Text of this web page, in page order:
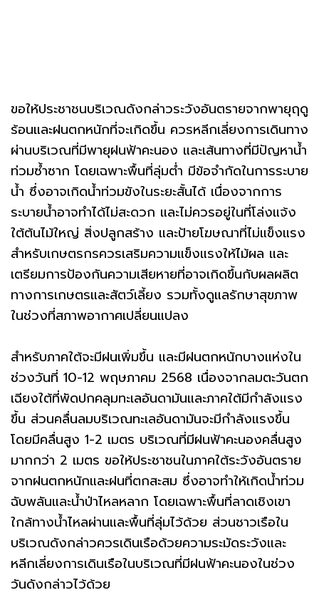
ขอให้ประชาชนบริเวณดังกล่าวระวังอันตรายจากพายุฤดู
ร้อนและฝนตกหนักที่จะเกิดขึ้น ควรหลีกเลี่ยงการเดินทาง
ผ่านบริเวณที่มีพายุฝนฟ้าคะนอง และเส้นทางที่มีปัญหาน้ำ
ท่วมซ้ำซาก โดยเฉพาะพื้นที่ลุ่มต่ำ มีข้อจำกัดในการระบาย
น้ำ ซึ่งอาจเกิดน้ำท่วมขังในระยะสั้นได้ เนื่องจากการ
ระบายน้ำอาจทำได้ไม่สะดวก และไม่ควรอยู่ในที่โล่งแจ้ง
ใต้ต้นไม้ใหญ่ สิ่งปลูกสร้าง และป้ายโฆษณาที่ไม่แข็งแรง
สำหรับเกษตรกรควรเสริมความแข็งแรงให้ไม้ผล และ
เตรียมการป้องกันความเสียหายที่อาจเกิดขึ้นกับผลผลิต
ทางการเกษตรและสัตว์เลี้ยง รวมทั้งดูแลรักษาสุขภาพ
ในช่วงที่สภาพอากาศเปลี่ยนแปลง
สำหรับภาคใต้จะมีฝนเพิ่มขึ้น และมีฝนตกหนักบางแห่งใน
ช่วงวันที่ 10-12 พฤษภาคม 2568 เนื่องจากลมตะวันตก
เฉียงใต้ที่พัดปกคลุมทะเลอันดามันและภาคใต้มีกำลังแรง
ขึ้น ส่วนคลื่นลมบริเวณทะเลอันดามันจะมีกำลังแรงขึ้น
โดยมีคลื่นสูง 1-2 เมตร บริเวณที่มีฝนฟ้าคะนองคลื่นสูง
มากกว่า 2 เมตร ขอให้ประชาชนในภาคใต้ระวังอันตราย
จากฝนตกหนักและฝนที่ตกสะสม ซึ่งอาจทำให้เกิดน้ำท่วม
ฉับพลันและน้ำป่าไหลหลาก โดยเฉพาะพื้นที่ลาดเชิงเขา
ใกล้ทางน้ำไหลผ่านและพื้นที่ลุ่มไว้ด้วย ส่วนชาวเรือใน
บริเวณดังกล่าวควรเดินเรือด้วยความระมัดระวังและ
หลีกเลี่ยงการเดินเรือในบริเวณที่มีฝนฟ้าคะนองในช่วง
วันดังกล่าวไว้ด้วย